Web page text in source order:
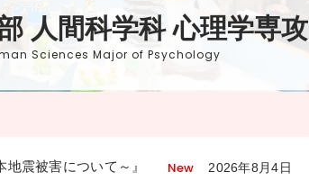
人間科学科 心理学専攻
Sciences Major of Psychology
震被害について～』 New 2026年8月4日